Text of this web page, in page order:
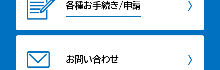
各種お手続き/申請
お問い合わせ